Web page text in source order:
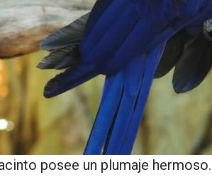
posee un plumaje hermoso.